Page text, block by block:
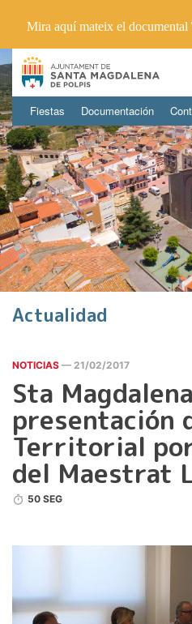
Fiestas Documentación
Actualidad
NOTICIAS — 21/02/2017
Sta
presentación
Territorial
del Maestrat
50 SEG
Mira aquí mateix el documental